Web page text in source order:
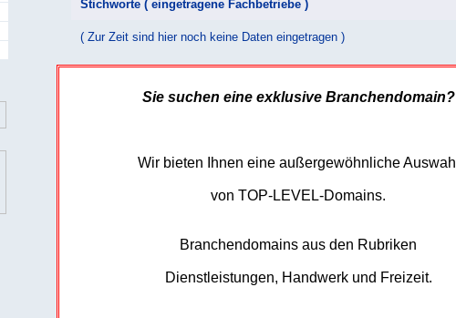
Stichworte ( eingetragene Fachbetriebe )
( Zur Zeit sind hier noch keine Daten eingetragen )
Sie suchen eine exklusive Branchendomain?
Wir bieten Ihnen eine außergewöhnliche Auswahl
von TOP-LEVEL-Domains.
Branchendomains aus den Rubriken
Dienstleistungen, Handwerk und Freizeit.